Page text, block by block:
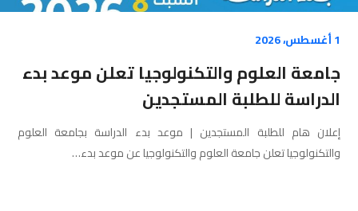
1 أغسطس، 2026
جامعة العلوم والتكنولوجيا تعلن موعد بدء
الدراسة للطلبة المستجدين
إعلان هام للطلبة المستجدين | موعد بدء الدراسة بجامعة العلوم
والتكنولوجيا تعلن جامعة العلوم والتكنولوجيا عن موعد بدء…